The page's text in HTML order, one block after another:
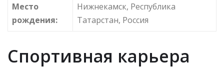
Место
рождения:
Нижнекамск, Республика
Татарстан, Россия
Спортивная карьера